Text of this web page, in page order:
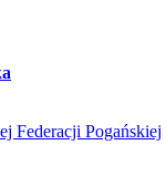
Federacji Pogańskiej